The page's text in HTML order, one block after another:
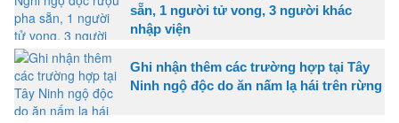
sẵn, 1 người tử vong, 3 người khác
nhập viện
Ghi nhận thêm các trường hợp tại Tây
Ninh ngộ độc do ăn nấm lạ hái trên rừng